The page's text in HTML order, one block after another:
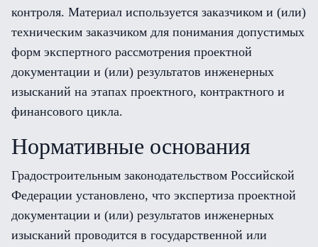
контроля. Материал используется заказчиком и (или)
техническим заказчиком для понимания допустимых
форм экспертного рассмотрения проектной
документации и (или) результатов инженерных
изысканий на этапах проектного, контрактного и
финансового цикла.
Нормативные основания
Градостроительным законодательством Российской
Федерации установлено, что экспертиза проектной
документации и (или) результатов инженерных
изысканий проводится в государственной или